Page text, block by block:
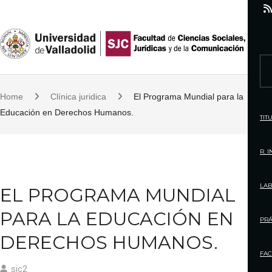
i
t
o
c
n
t
Home Clínica juridica
El Programa Mundial para la
Educación en Derechos Humanos.
EL PROGRAMA MUNDIAL
PARA LA EDUCACIÓN EN
DERECHOS HUMANOS.
sjc2
r
h
o
:
R.